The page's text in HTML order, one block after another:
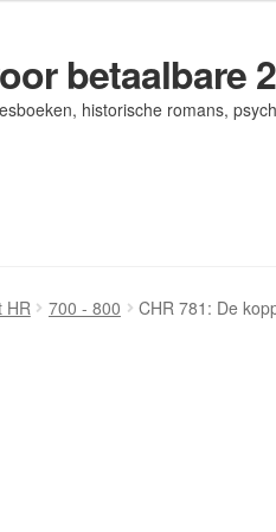
betaalbare
historische romans,
HR 700 - 800 CHR 781: De